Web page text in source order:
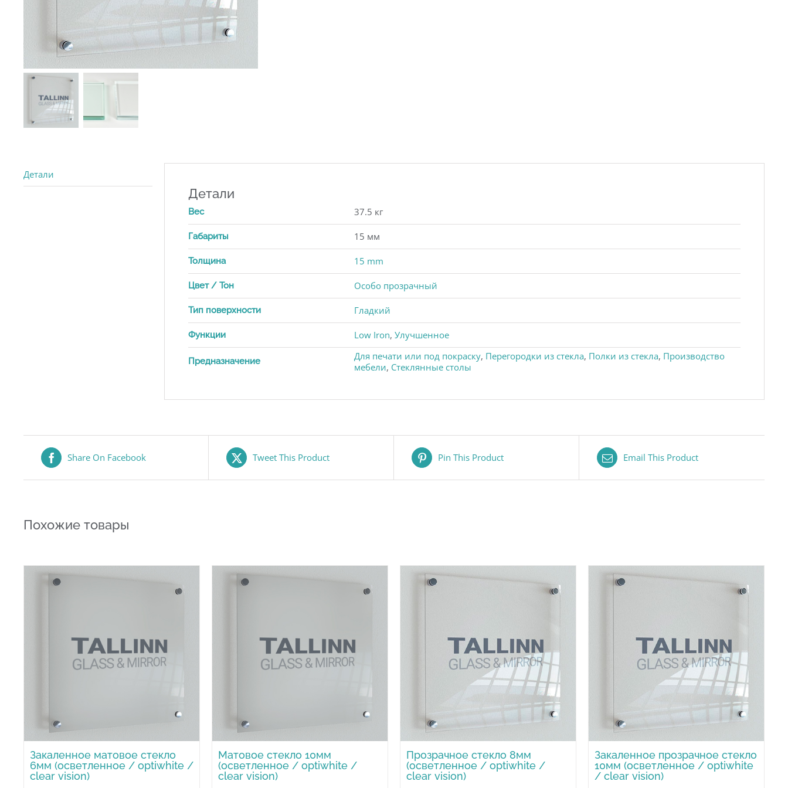
Детали
Детали
Вес 37.5 кг
Габариты 15 мм
Толщина 15 mm
Цвет / Тон Особо прозрачный
Тип поверхности Гладкий
Функции Low Iron, Улучшенное
Предназначение Для печати или под покраску, Перегородки из стекла, Полки из стекла, Производство
мебели, Стеклянные столы
Share On Facebook Tweet This Product Pin This Product Email This Product
Похожие товары
Закаленное матовое стекло
6мм (осветленное / optiwhite /
clear vision)
Матовое стекло 10мм
(осветленное / optiwhite /
clear vision)
Прозрачное стекло 8мм
(осветленное / optiwhite /
clear vision)
Закаленное прозрачное стекло
10мм (осветленное / optiwhite
/ clear vision)